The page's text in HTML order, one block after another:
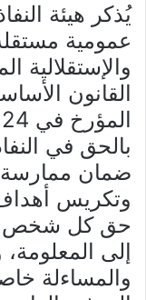
يُذكر هيئة
عمومية
والإستقلالية
بالحق في
ضمان ممارسة
وتكريس
حق كل شخص
إلى
والمساءلة